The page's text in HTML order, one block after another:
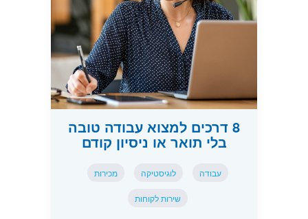
8 דרכים למצוא עבודה טובה
בלי תואר או ניסיון קודם
עבודה לוגיסטיקה מכירות
שירות לקוחות